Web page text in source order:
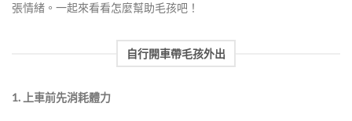
張情緒。一起來看看怎麼幫助毛孩吧！
自行開車帶毛孩外出
1. 上車前先消耗體力